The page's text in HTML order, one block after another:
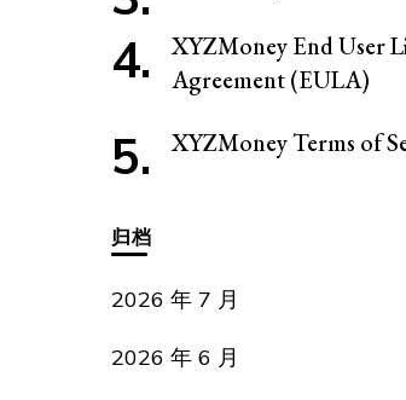
XYZMoney End User
Agreement (EULA)
XYZMoney Terms of
归档
2026 年 7 月
2026 年 6 月